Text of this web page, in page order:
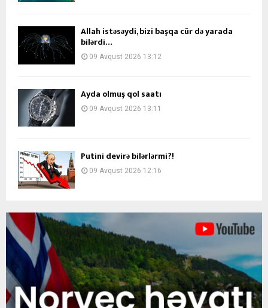
Allah istəsəydi, bizi başqa cür də yarada
bilərdi…
09 Avqust 2026 13:12
Ayda olmuş qol saatı
09 Avqust 2026 13:11
Putini devirə bilərlərmi?!
09 Avqust 2026 12:16